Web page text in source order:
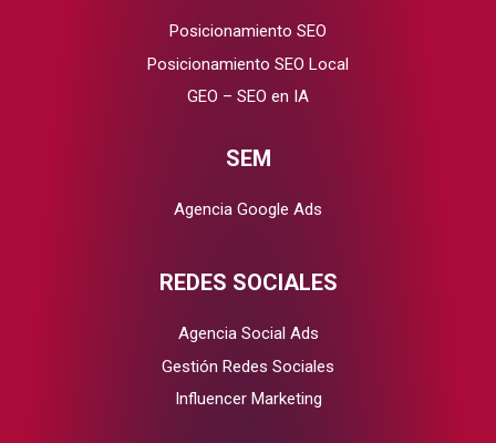
Posicionamiento SEO
Posicionamiento SEO Local
GEO – SEO en IA
SEM
Agencia Google Ads
REDES SOCIALES
Agencia Social Ads
Gestión Redes Sociales
Influencer Marketing